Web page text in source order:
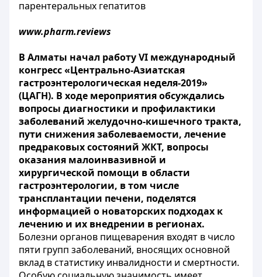
парентеральных гепатитов
www.pharm.reviews
В Алматы начал работу VI международный
конгресс «Центрально-Азиатская
гастроэнтерологическая неделя-2019»
(ЦАГН). В ходе мероприятия обсуждались
вопросы диагностики и профилактики
заболеваний желудочно-кишечного тракта,
пути снижения заболеваемости, лечение
предраковых состояний ЖКТ, вопросы
оказания малоинвазивной и
хирургической помощи в области
гастроэнтерологии, в том числе
трансплантации печени, поделятся
информацией о новаторских подходах к
лечению и их внедрении в регионах.
Болезни органов пищеварения входят в число
пяти групп заболеваний, вносящих основной
вклад в статистику инвалидности и смертности.